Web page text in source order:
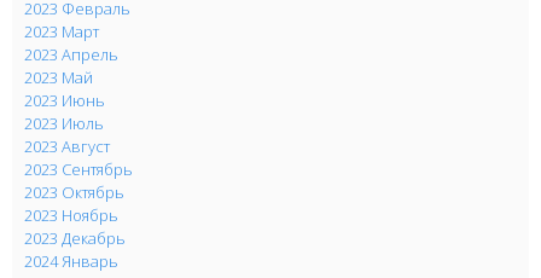
2023 Февраль
2023 Март
2023 Апрель
2023 Май
2023 Июнь
2023 Июль
2023 Август
2023 Сентябрь
2023 Октябрь
2023 Ноябрь
2023 Декабрь
2024 Январь